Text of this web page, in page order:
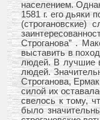
населением.
1581 г. его дьяки
Строганова” .
выставить в
людей. В лучшие
людей.
Строганова,
силой их
свелось к тому,
было